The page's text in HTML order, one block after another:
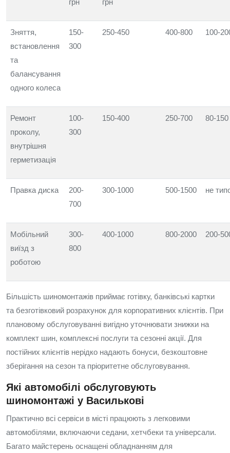
грн грн
Зняття,
встановлення
та
балансування
одного колеса
150-
300
250-450 400-800 100-
Ремонт
проколу,
внутрішня
герметизація
100-
300
150-400 250-700 80-150
Правка диска
200-
700
300-1000 500-1500 не
Мобільний
виїзд з
роботою
300-
800
400-1000 800-2000 200-
Більшість шиномонтажів приймає готівку, банківські картки
та безготівковий розрахунок для корпоративних клієнтів. При
плановому обслуговуванні вигідно уточнювати знижки на
комплект шин, комплексні послуги та сезонні акції. Для
постійних клієнтів нерідко надають бонуси, безкоштовне
зберігання на сезон та пріоритетне обслуговування.
Які автомобілі обслуговують
шиномонтажі у Василькові
Практично всі сервіси в місті працюють з легковими
автомобілями, включаючи седани, хетчбеки та універсали.
Багато майстерень оснащені обладнанням для